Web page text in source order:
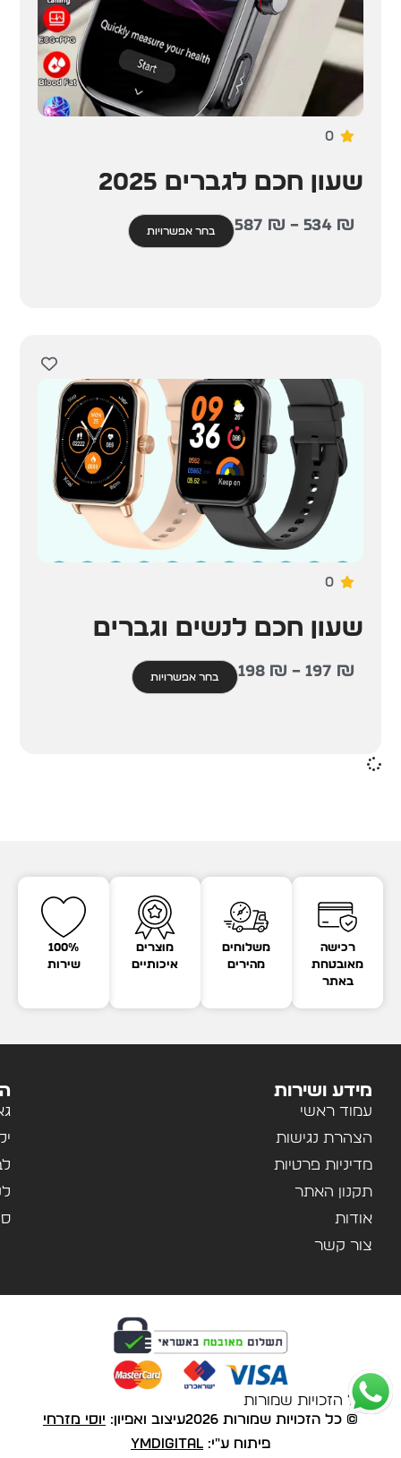
0
שעון חכם לגברים 2025
534 ₪
–
587 ₪ בחר אפשרויות
0
שעון חכם לנשים וגברים
197 ₪
–
198 ₪ בחר אפשרויות
רכישה
מאובטחת
באתר
משלוחים
מהירים
מוצרים
איכותיים
100%
שירות
מידע ושירות
עמוד ראשי
הצהרת נגישות
מדיניות פרטיות
תקנון האתר
אודות
צור קשר
© כל הזכויות שמורות
© כל הזכויות שמורות 2026 עיצוב ואפיון: יוסי מזרחי
פיתוח ע"י: YMDigital